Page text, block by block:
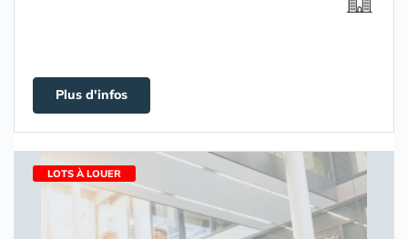
Plus d'infos
LOTS À LOUER